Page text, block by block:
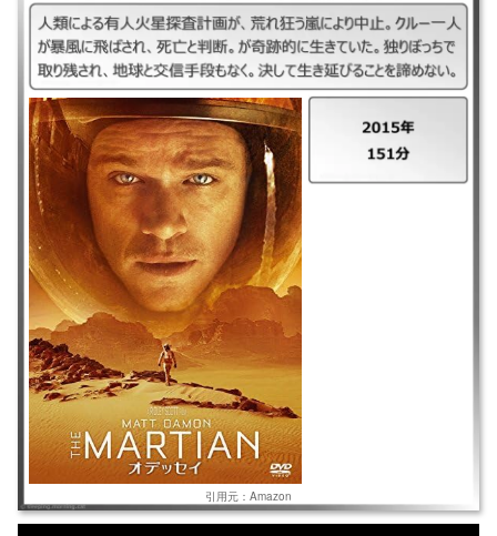
引用元：Amazon
｜オデッセイ ｜2015年 ｜151分 ｜人類による有人火星探査計画が、荒れ
狂う嵐により中止。クルー一人が暴風に飛ばされ、死亡と判断。が奇跡的
に生きていた。独りぼっちで取り残され、地球と交信手段もなく。決して
生き延びることを諦めない。